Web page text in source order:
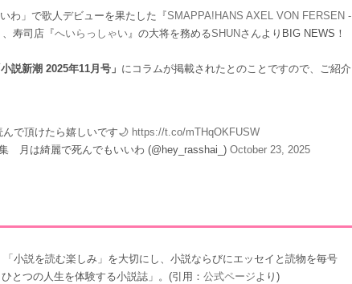
わ」で歌人デビューを果たした『SMAPPA!HANS AXEL VON FERSEN -
寿司店『へいらっしゃい 』の大将を務めるSHUNさんよりBIG NEWS！
小説新潮 2025年11月号」 にコラムが掲載されたとのことですので、ご紹介
んで頂けたら嬉しいです🌙 https://t.co/mTHqOKFUSW
月は綺麗で死んでもいいわ (@hey_rasshai_) October 23, 2025
小説を読む楽しみ」を大切にし、小説ならびにエッセイと読物を毎号
とつの人生を体験する小説誌」。(引用： 公式ページより)